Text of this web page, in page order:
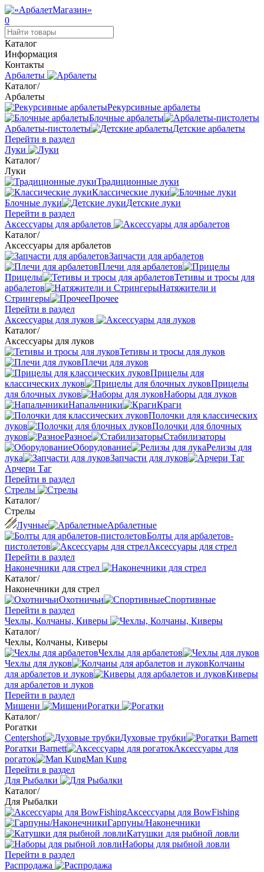
0
Каталог
Информация
Контакты
Арбалеты
Каталог/
Арбалеты
Рекурсивные арбалеты
Блочные арбалеты
Арбалеты-пистолеты
Детские арбалеты
Перейти в раздел
Луки
Каталог/
Луки
Традиционные луки
Классические луки
Блочные луки
Детские луки
Перейти в раздел
Аксессуары для арбалетов
Каталог/
Аксессуары для арбалетов
Запчасти для арбалетов
Плечи для арбалетов
Прицелы
Тетивы и тросы для
арбалетов
Натяжители и
Стрингеры
Прочее
Перейти в раздел
Аксессуары для луков
Каталог/
Аксессуары для луков
Тетивы и тросы для луков
Плечи для луков
Прицелы для
классических луков
Прицелы
для блочных луков
Наборы для луков
Напальчники
Краги
Полочки для классических
луков
Полочки для блочных
луков
Разное
Стабилизаторы
Оборудование
Релизы для
лука
Запчасти для луков
Арчери Таг
Перейти в раздел
Стрелы
Каталог/
Стрелы
Лучные
Арбалетные
Болты для арбалетов-
пистолетов
Аксессуары для стрел
Перейти в раздел
Наконечники для стрел
Каталог/
Наконечники для стрел
Охотничьи
Спортивные
Перейти в раздел
Чехлы, Колчаны, Киверы
Каталог/
Чехлы, Колчаны, Киверы
Чехлы для арбалетов
Чехлы для луков
Колчаны
для арбалетов и луков
Киверы
для арбалетов и луков
Перейти в раздел
Мишени
Рогатки
Каталог/
Рогатки
Centershot
Духовые трубки
Рогатки Barnett
Аксессуары для
рогаток
Man Kung
Перейти в раздел
Для Рыбалки
Каталог/
Для Рыбалки
Аксессуары для BowFishing
Гарпуны/Наконечники
Катушки для рыбной ловли
Наборы для рыбной ловли
Перейти в раздел
Распродажа